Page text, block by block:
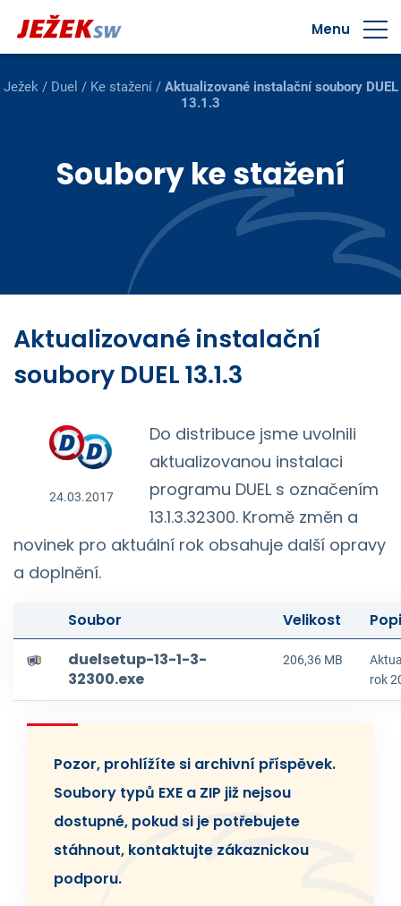
Menu
Ježek/ Duel / Ke stažení/ Aktualizované instalační soubory DUEL
13.1.3
Soubory ke stažení
Aktualizované instalační
soubory DUEL 13.1.3
24.03.2017
Do distribuce jsme uvolnili
aktualizovanou instalaci
programu DUEL s označením
13.1.3.32300. Kromě změn a
novinek pro aktuální rok obsahuje další opravy
a doplnění.
Soubor Velikost
duelsetup-13-1-3-
32300.exe
206,36 MB
rok
Pozor, prohlížíte si archivní příspěvek.
Soubory typů EXE a ZIP již nejsou
dostupné, pokud si je potřebujete
stáhnout, kontaktujte zákaznickou
podporu.